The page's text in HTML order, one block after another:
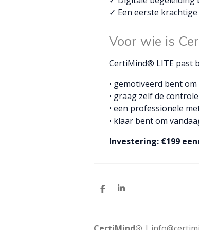
✓ Een eerste
Voor wie is
CertiMind® LITE past
• gemotiveerd bent
• graag zelf de
• een professionele
• klaar bent om
Investering: €199
D
S
e